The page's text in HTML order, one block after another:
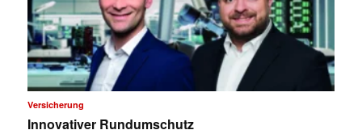
Versicherung
Innovativer Rundumschutz